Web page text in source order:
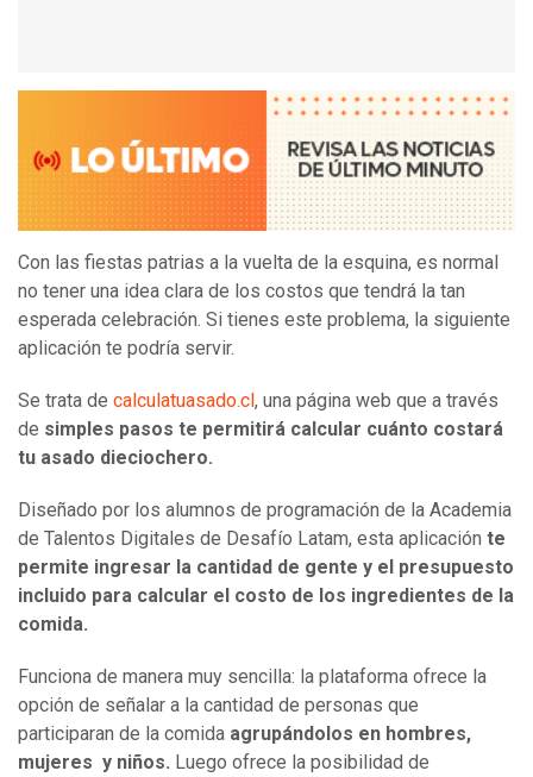
Con las fiestas patrias a la vuelta de la esquina, es normal
no tener una idea clara de los costos que tendrá la tan
esperada celebración. Si tienes este problema, la siguiente
aplicación te podría servir.
Se trata de calculatuasado.cl , una página web que a través
de simples pasos te permitirá calcular cuánto costará
tu asado dieciochero.
Diseñado por los alumnos de programación de la Academia
de Talentos Digitales de Desafío Latam, esta aplicación te
permite ingresar la cantidad de gente y el presupuesto
incluido para calcular el costo de los ingredientes de la
comida.
Funciona de manera muy sencilla: la plataforma ofrece la
opción de señalar a la cantidad de personas que
participaran de la comida agrupándolos en hombres,
mujeres y niños. Luego ofrece la posibilidad de